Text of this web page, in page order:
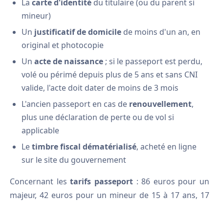
La carte d'identité du titulaire (ou du parent si
mineur)
Un justificatif de domicile de moins d'un an, en
original et photocopie
Un acte de naissance ; si le passeport est perdu,
volé ou périmé depuis plus de 5 ans et sans CNI
valide, l'acte doit dater de moins de 3 mois
L'ancien passeport en cas de renouvellement,
plus une déclaration de perte ou de vol si
applicable
Letimbre fiscal dématérialisé, acheté en ligne
sur le site du gouvernement
Concernant lestarifs passeport: 86 euros pour un
majeur, 42 euros pour un mineur de 15 à 17 ans, 17